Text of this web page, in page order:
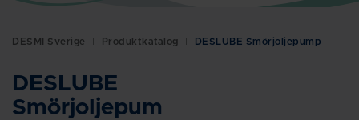
Norwegian
DESMI Sverige Produktkatalog DESLUBE Smörjoljepump
DESLUBE
Smörjoljepum